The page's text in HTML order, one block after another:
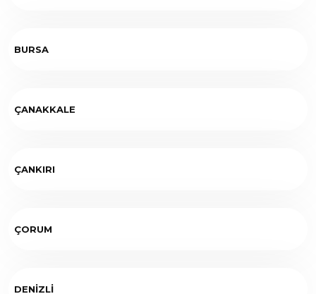
BURSA
ÇANAKKALE
ÇANKIRI
ÇORUM
DENİZLİ